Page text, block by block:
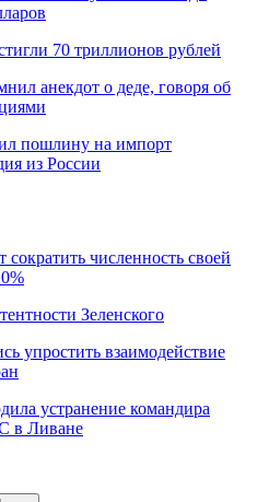
70 триллионов рублей
анекдот о деде, говоря об
пошлину на импорт
из России
численность своей
Зеленского
упростить взаимодействие
устранение командира
в Ливане